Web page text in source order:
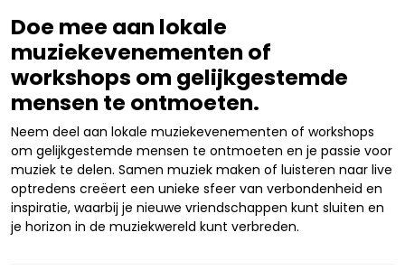
Doe mee aan lokale
muziekevenementen of
workshops om gelijkgestemde
mensen te ontmoeten.
Neem deel aan lokale muziekevenementen of workshops
om gelijkgestemde mensen te ontmoeten en je passie voor
muziek te delen. Samen muziek maken of luisteren naar live
optredens creëert een unieke sfeer van verbondenheid en
inspiratie, waarbij je nieuwe vriendschappen kunt sluiten en
je horizon in de muziekwereld kunt verbreden.